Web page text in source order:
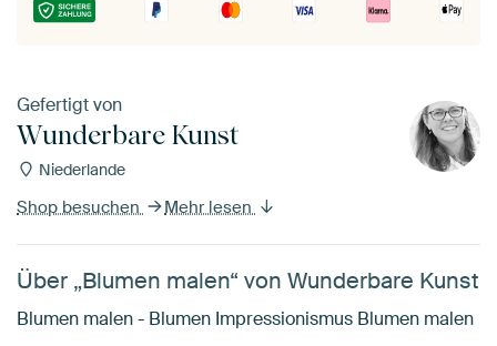
Gefertigt von
Wunderbare Kunst
Niederlande
Shop besuchen Mehr lesen
Über „Blumen malen“ von Wunderbare Kunst
Blumen malen - Blumen Impressionismus Blumen malen